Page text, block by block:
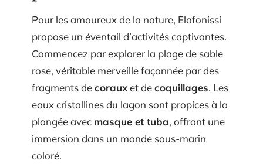
Pour les amoureux de la nature, Elafonissi
propose un éventail d’activités captivantes.
Commencez par explorer la plage de sable
rose, véritable merveille façonnée par des
fragments decorauxet decoquillages. Les
eaux cristallines du lagon sont propices à la
plongée avec masque et tuba, offrant une
immersion dans un monde sous-marin
coloré.